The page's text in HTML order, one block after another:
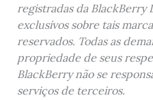
registradas da BlackBerry
exclusivos sobre tais
reservados. Todas as
propriedade de seus
BlackBerry não se
serviços de terceiros.